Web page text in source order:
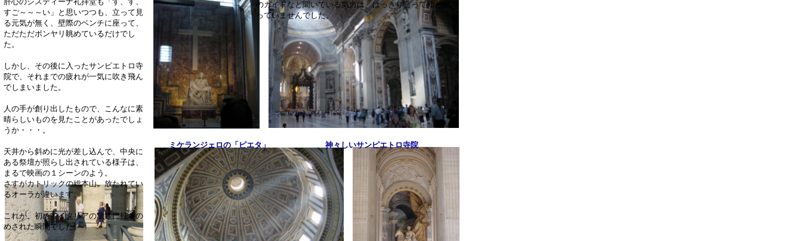
神々しいサンピエトロ寺院
ミケランジェロの「ピエタ」
のガイドなど聞いている気力は、はっきり言って殆ど残
っていませんでした。
すご～～～い」と思いつつも、立って見
る元気が無く、壁際のベンチに座って、
ただただボンヤリ眺めているだけでし
た。
しかし、その後に入ったサンピエトロ寺
院で、それまでの疲れが一気に吹き飛ん
でしまいました。
人の手が創り出したもので、こんなに素
晴らしいものを見たことがあったでしょ
うか・・・。
天井から斜めに光が差し込んで、中央に
ある祭壇が照らし出されている様子は、
まるで映画の１シーンのよう。
さすがカトリックの総本山。放たれてい
るオーラが違います。
これが、初めてイタリアの凄さに打ちの
めされた瞬間でした。